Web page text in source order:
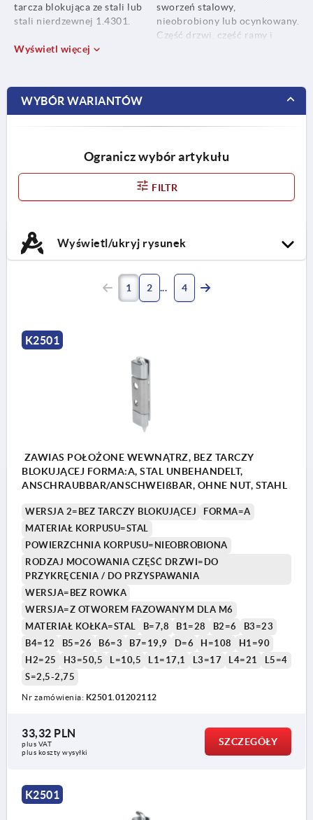
tarcza blokująca ze stali lub
stali nierdzewnej 1.4301.
Sworzeń ze stali lub stali
Klips zabezpieczający POM.
sworzeń stalowy,
nieobrobiony lub ocynkowany.
Część drzwi, część ramy i
Wyświetl więcej
WYBÓR WARIANTÓW
Ogranicz wybór artykułu
FILTR
Wyświetl/ukryj rysunek
1) Krawędź
2) Instrukcja montażu tarczy blokującej
3) Z otworem cylindrycznym do M6
5) Z trzpieniem gwintowanym M6 + tarcza
blokująca
7) Wersja sworznia: z rowkiem i podkładką
1 2 4
K2501
ZAWIAS POŁOŻONE WEWNĄTRZ, BEZ TARCZY
BLOKUJĄCEJ FORMA:A, STAL UNBEHANDELT,
ANSCHRAUBBAR/ANSCHWEIßBAR, OHNE NUT, STAHL
WERSJA 2=BEZ TARCZY BLOKUJĄCEJ
FORMA=A
MATERIAŁ KORPUSU=STAL
POWIERZCHNIA KORPUSU=NIEOBROBIONA
RODZAJ MOCOWANIA CZĘŚĆ DRZWI=DO
PRZYKRĘCENIA / DO PRZYSPAWANIA
WERSJA=BEZ ROWKA
WERSJA=Z OTWOREM FAZOWANYM DLA M6
MATERIAŁ KOŁKA=STAL
B=7,8 B1=28 B2=6
B3=23
B4=12
B5=26 B6=3 B7=19,9 D=6 H=108
H1=90
H2=25
H3=50,5 L=10,5 L1=17,1 L3=17 L4=21
L5=4
S=2,5-2,75
Nr zamówienia: K2501.01202112
33,32 PLN
plus VAT
plus koszty wysyłki
SZCZEGÓŁY
K2501